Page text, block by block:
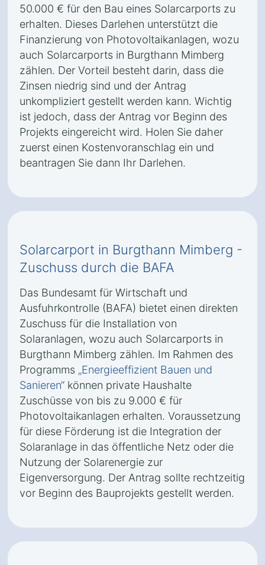
50.000 € für den Bau eines Solarcarports zu
erhalten. Dieses Darlehen unterstützt die
Finanzierung von Photovoltaikanlagen, wozu
auch Solarcarports in Burgthann Mimberg
zählen. Der Vorteil besteht darin, dass die
Zinsen niedrig sind und der Antrag
unkompliziert gestellt werden kann. Wichtig
ist jedoch, dass der Antrag vor Beginn des
Projekts eingereicht wird. Holen Sie daher
zuerst einen Kostenvoranschlag ein und
beantragen Sie dann Ihr Darlehen.
Solarcarport in Burgthann Mimberg -
Zuschuss durch die BAFA
Das Bundesamt für Wirtschaft und
Ausfuhrkontrolle (BAFA) bietet einen direkten
Zuschuss für die Installation von
Solaranlagen, wozu auch Solarcarports in
Burgthann Mimberg zählen. Im Rahmen des
Programms „Energieeffizient Bauen und
Sanieren“ können private Haushalte
Zuschüsse von bis zu 9.000 € für
Photovoltaikanlagen erhalten. Voraussetzung
für diese Förderung ist die Integration der
Solaranlage in das öffentliche Netz oder die
Nutzung der Solarenergie zur
Eigenversorgung. Der Antrag sollte rechtzeitig
vor Beginn des Bauprojekts gestellt werden.